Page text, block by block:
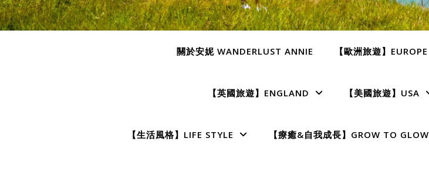
關於安妮 WANDERLUST ANNIE 【歐洲旅遊】EUROPE
【英國旅遊】ENGLAND 【美國旅遊】USA
【生活風格】LIFE STYLE 【療癒&自我成長】GROW TO GLOW